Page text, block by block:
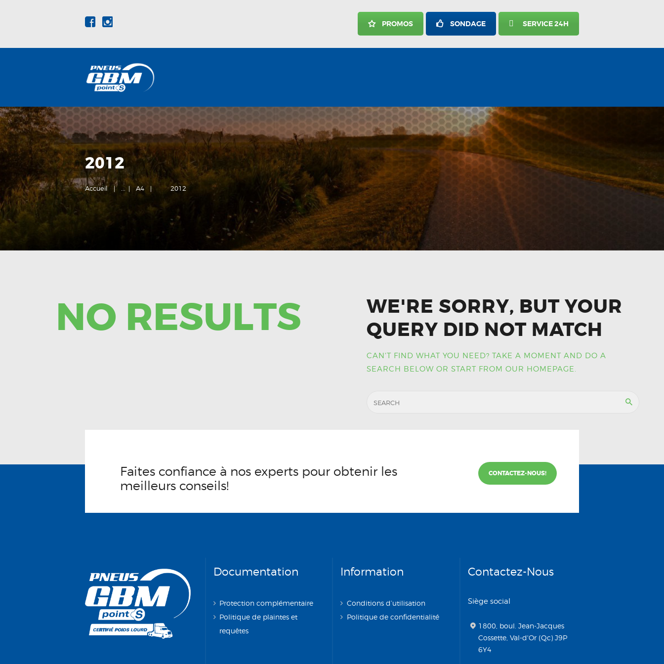
PROMOS SONDAGE SERVICE 24H
2012
Accueil ... A4 2012
NOTRE ENTREPRISE
NO RESULTS
WE'RE SORRY, BUT YOUR
QUERY DID NOT MATCH
CAN'T FIND WHAT YOU NEED? TAKE A MOMENT AND DO A
SEARCH BELOW OR START FROM OUR HOMEPAGE.
Faites confiance à nos experts pour obtenir les
meilleurs conseils!
CONTACTEZ-NOUS!
Documentation
Protection complémentaire
Politique de plaintes et
requêtes
Information
Conditions d’utilisation
Politique de confidentialité
Contactez-Nous
Siège social
1800, boul. Jean-Jacques
Cossette, Val-d'Or (Qc) J9P
6Y4